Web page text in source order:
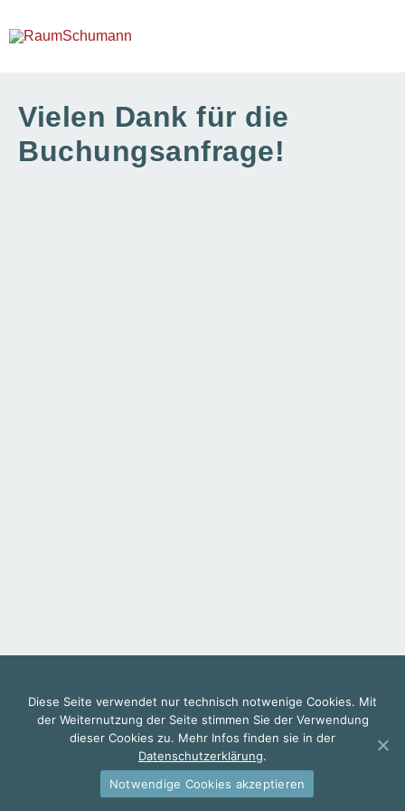
Inhalt
Vielen Dank für die
Buchungsanfrage!
Impressum
Datenschutzerklärung
Diese Seite verwendet nur technisch notwenige Cookies. Mit
der Weiternutzung der Seite stimmen Sie der Verwendung
dieser Cookies zu. Mehr Infos finden sie in der
Datenschutzerklärung.
Notwendige Cookies akzeptieren